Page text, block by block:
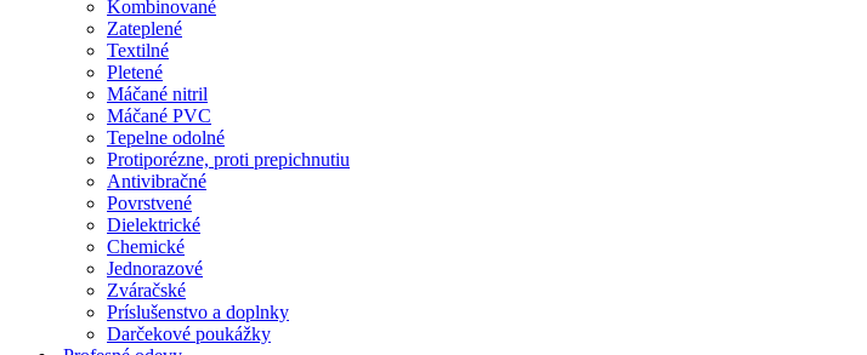
Kombinované
Zateplené
Textilné
Pletené
Máčané nitril
Máčané PVC
Tepelne odolné
Protiporézne, proti prepichnutiu
Antivibračné
Povrstvené
Dielektrické
Chemické
Jednorazové
Zváračské
Príslušenstvo a doplnky
Darčekové poukážky